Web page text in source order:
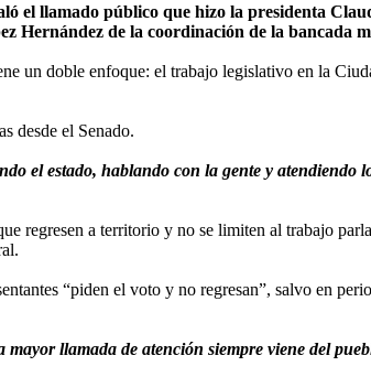
llamado público que hizo la presidenta
de la coordinación de la bancada
un doble enfoque: el trabajo legislativo en la
desde el Senado.
el estado, hablando con la gente y atendiendo
regresen a territorio y no se limiten al trabajo
“piden el voto y no regresan”, salvo en
llamada de atención siempre viene del